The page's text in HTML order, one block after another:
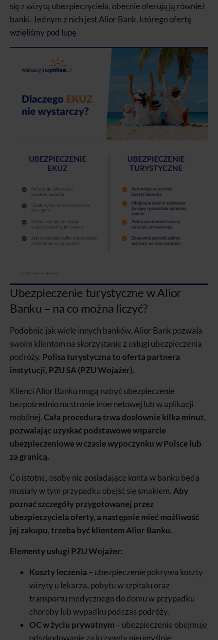
się z wizytą ubezpieczyciela, obecnie oferują ją również
banki. Jednym z nich jest Alior Bank, którego ofertę
wzięliśmy pod lupę.
Ubezpieczenie turystyczne w Alior
Banku – na co można liczyć?
Podobnie jak wiele innych banków, Alior Bank pozwala
swoim klientom na skorzystanie z usługi ubezpieczenia
podróży. Polisa turystyczna to oferta partnera
instytucji, PZU SA (PZU Wojażer).
Klienci Alior Banku mogą nabyć ubezpieczenie
bezpośrednio na stronie internetowej lub w aplikacji
mobilnej.Cała procedura trwa dosłownie kilka minut,
pozwalając uzyskać podstawowe wsparcie
ubezpieczeniowe w czasie wypoczynku w Polsce lub
za granicą.
Co istotne, osoby nie posiadające konta w banku będą
musiały w tym przypadku obejść się smakiem.Aby
poznać szczegóły przygotowanej przez
ubezpieczyciela oferty, a następnie mieć możliwość
jej zakupu, trzeba być klientem Alior Banku.
Elementy usługi PZU Wojażer:
Koszty leczenia – ubezpieczenie pokrywa koszty
wizyty u lekarza, pobytu w szpitalu oraz
transportu medycznego do domu w przypadku
choroby lub wypadku podczas podróży.
OC w życiu prywatnym – ubezpieczenie obejmuje